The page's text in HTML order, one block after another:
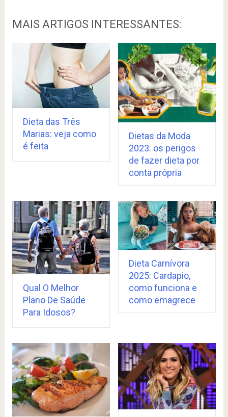
MAIS ARTIGOS INTERESSANTES:
Dieta das Três
Marias: veja como
é feita
Dietas da Moda
2023: os perigos
de fazer dieta por
conta própria
Qual O Melhor
Plano De Saúde
Para Idosos?
Dieta Carnívora
2025: Cardapio,
como funciona e
como emagrece